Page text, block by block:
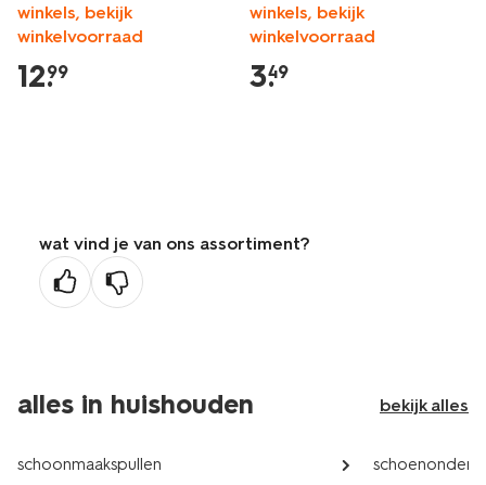
winkels, bekijk
winkelvoorraad
12.
99
winkels, bekijk
winkelvoorraad
3.
49
wat vind je van ons assortiment?
alles in huishouden bekijk alles
schoonmaakspullen